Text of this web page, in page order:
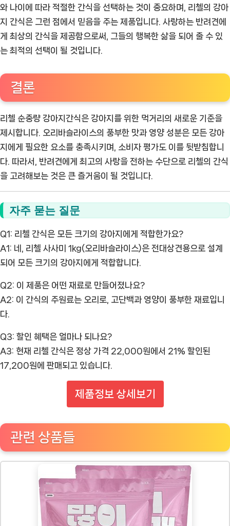
와 나이에 따라 적절한 간식을 선택하는 것이 중요하며, 리첼의 강아
지 간식은 그런 점에서 믿음을 주는 제품입니다. 사랑하는 반려견에
게 최상의 간식을 제공함으로써, 그들의 행복한 삶을 되어 줄 수 있
는 최적의 선택이 될 것입니다.
결론
리첼 순중량 강아지간식은 강아지를 위한 먹거리의 새로운 기준을
제시합니다. 오리바슬라이스의 풍부한 맛과 영양 성분은 모든 강아
지에게 필요한 요소를 충족시키며, 소비자 평가도 이를 뒷받침합니
다. 따라서, 반려견에게 최고의 사랑을 전하는 수단으로 리첼의 간식
을 고려해보는 것은 큰 즐거움이 될 것입니다.
자주 묻는 질문
Q1: 리첼 간식은 모든 크기의 강아지에게 적합한가요?
A1: 네, 리첼 사사미 1kg(오리바슬라이스)은 전대상견용으로 설계
되어 모든 크기의 강아지에게 적합합니다.
Q2: 이 제품은 어떤 재료로 만들어졌나요?
A2: 이 간식의 주원료는 오리로, 고단백과 영양이 풍부한 재료입니
다.
Q3: 할인 혜택은 얼마나 되나요?
A3: 현재 리첼 간식은 정상 가격 22,000원에서 21% 할인된
17,200원에 판매되고 있습니다.
제품정보 상세보기
관련 상품들